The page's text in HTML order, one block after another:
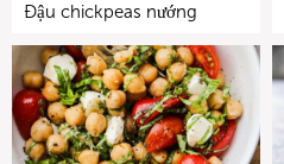
Đậu chickpeas nướng